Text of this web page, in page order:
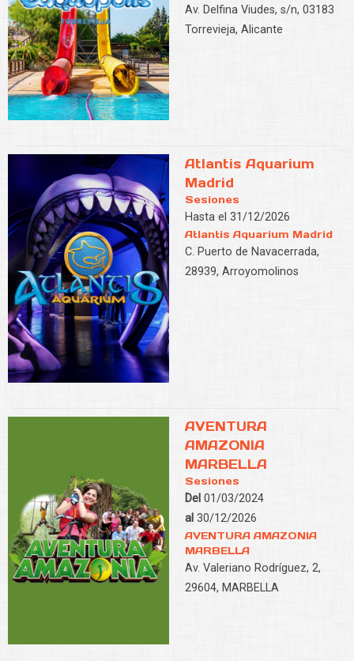
Av. Delfina Viudes, s/n, 03183
Torrevieja, Alicante
Atlantis Aquarium
Madrid
Sesiones
Hasta el 31/12/2026
Atlantis Aquarium Madrid
C. Puerto de Navacerrada,
28939, Arroyomolinos
AVENTURA
AMAZONIA
MARBELLA
Sesiones
Del 01/03/2024
al 30/12/2026
AVENTURA AMAZONIA
MARBELLA
Av. Valeriano Rodríguez, 2,
29604, MARBELLA